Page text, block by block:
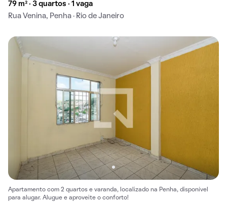
79 m² · 3 quartos · 1 vaga
Rua Venina, Penha · Rio de Janeiro
Apartamento com 2 quartos e varanda, localizado na Penha, disponível
para alugar. Alugue e aproveite o conforto!